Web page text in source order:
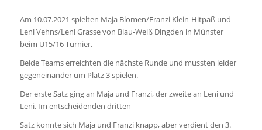
Am 10.07.2021 spielten Maja Blomen/Franzi Klein-Hitpaß und
Leni Vehns/Leni Grasse von Blau-Weiß Dingden in Münster
beim U15/16 Turnier.
Beide Teams erreichten die nächste Runde und mussten leider
gegeneinander um Platz 3 spielen.
Der erste Satz ging an Maja und Franzi, der zweite an Leni und
Leni. Im entscheidenden dritten
Satz konnte sich Maja und Franzi knapp, aber verdient den 3.